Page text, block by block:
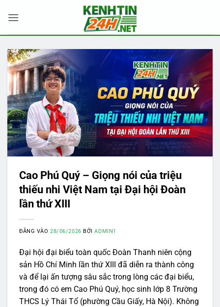
qua
Cao Phú Quý – Giọng nói của triệu
thiếu nhi Việt Nam tại Đại hội Đoàn
lần thứ XIII
ĐĂNG VÀO28/06/2026 BỞIADMIN1
Đại hội đại biểu toàn quốc Đoàn Thanh niên cộng
sản Hồ Chí Minh lần thứ XIII đã diễn ra thành công
và để lại ấn tượng sâu sắc trong lòng các đại biểu,
trong đó có em Cao Phú Quý, học sinh lớp 8 Trường
THCS Lý Thái Tổ (phường Cầu Giấy, Hà Nội). Không